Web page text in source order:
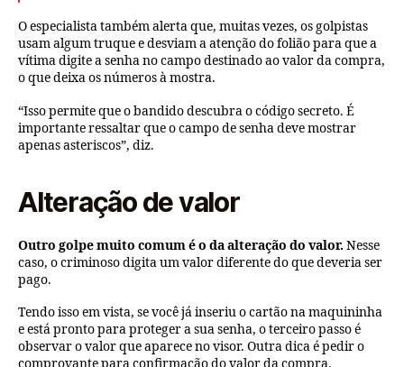
O especialista também alerta que, muitas vezes, os golpistas
usam algum truque e desviam a atenção do folião para que a
vítima digite a senha no campo destinado ao valor da compra,
o que deixa os números à mostra.
“Isso permite que o bandido descubra o código secreto. É
importante ressaltar que o campo de senha deve mostrar
apenas asteriscos”, diz.
Alteração de valor
Outro golpe muito comum é o da alteração do valor.Nesse
caso, o criminoso digita um valor diferente do que deveria ser
pago.
Tendo isso em vista, se você já inseriu o cartão na maquininha
e está pronto para proteger a sua senha, o terceiro passo é
observar o valor que aparece no visor. Outra dica é pedir o